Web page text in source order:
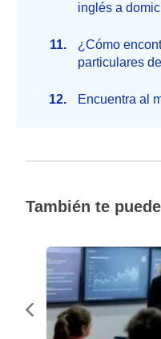
inglés a
¿Cómo
particulares
Encuentra al
También te